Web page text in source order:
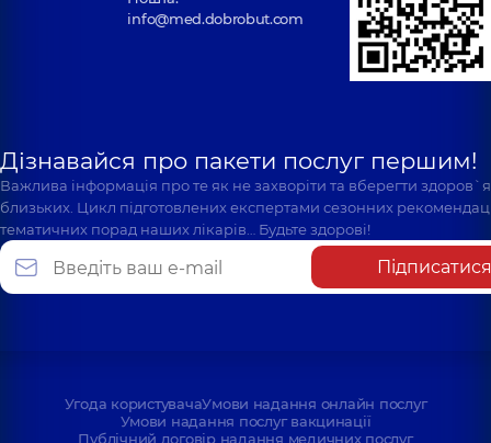
info@med.dobrobut.com
Дізнавайся про пакети послуг першим!
Важлива інформація про те як не захворіти та вберегти
близьких. Цикл підготовлених експертами сезонних
тематичних порад наших лікарів… Будьте здорові!
Підписатися
Угода користувачаУмови надання онлайн послуг
Умови надання послуг вакцинації
Публічний договір надання медичних послуг